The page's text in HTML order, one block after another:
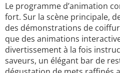
Le programme d’animation
fort. Sur la scène principale,
des démonstrations de
que des animations
divertissement à la fois
saveurs, un élégant bar de